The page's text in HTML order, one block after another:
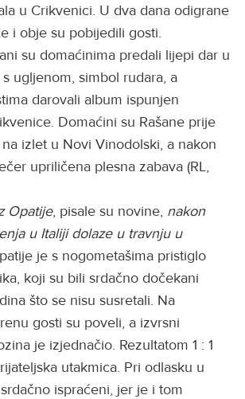
u Crikvenici. U dva dana odigrane
i obje su pobijedili gosti.
su domaćinima predali lijepi dar u
ugljenom, simbol rudara, a
darovali album ispunjen
Domaćini su Rašane prije
izlet u Novi Vinodolski, a nakon
upriličena plesna zabava (RL,
Opatije, pisale su novine, nakon
u Italiji dolaze u travnju u
je s nogometašima pristiglo
koji su bili srdačno dočekani
što se nisu susretali. Na
gosti su poveli, a izvrsni
je izjednačio. Rezultatom 1 : 1
utakmica. Pri odlasku u
ispraćeni, jer je i tom